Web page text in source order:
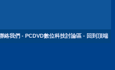
絡我們 - PCDVD數位科技討論區 - 回到頂端